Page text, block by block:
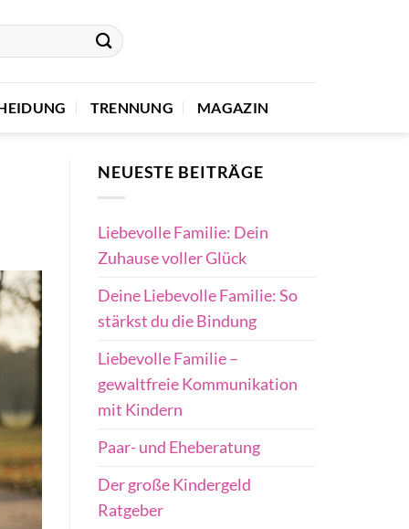
TRENNUNG MAGAZIN
NEUESTE BEITRÄGE
Liebevolle Familie: Dein
Zuhause voller Glück
Deine Liebevolle Familie: So
stärkst du die Bindung
Liebevolle Familie –
gewaltfreie Kommunikation
mit Kindern
Paar- und Eheberatung
Der große Kindergeld
Ratgeber